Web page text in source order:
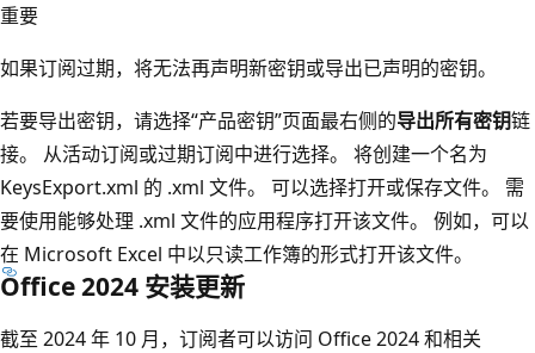
重要
如果订阅过期，将无法再声明新密钥或导出已声明的密钥。
若要导出密钥，请选择“产品密钥”页面最右侧的导出所有密钥链
接。 从活动订阅或过期订阅中进行选择。 将创建一个名为
KeysExport.xml 的 .xml 文件。 可以选择打开或保存文件。 需
要使用能够处理 .xml 文件的应用程序打开该文件。 例如，可以
在 Microsoft Excel 中以只读工作簿的形式打开该文件。
Office 2024 安装更新
截至 2024 年 10 月，订阅者可以访问 Office 2024 和相关